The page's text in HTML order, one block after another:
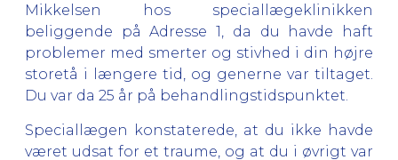
Mikkelsen hos speciallægeklinikken
beliggende på Adresse 1, da du havde haft
problemer med smerter og stivhed i din højre
storetå i længere tid, og generne var tiltaget.
Du var da 25 år på behandlingstidspunktet.
Speciallægen konstaterede, at du ikke havde
været udsat for et traume, og at du i øvrigt var